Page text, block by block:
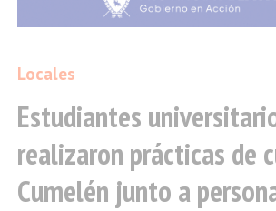
Estudiantes
realizaron prácticas de
Cumelén junto a
Locales